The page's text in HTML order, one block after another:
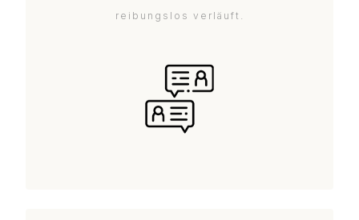
reibungslos verläuft.